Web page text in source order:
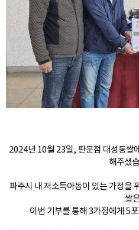
2024년 10월 23일, 판문점 대성동쌀
해주셨
파주시 내 저소득아동이 있는 가정을
쌀
이번 기부를 통해 3가정에게 5